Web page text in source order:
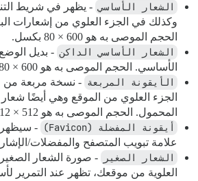
الشعار الأساسي - يظهر في شريط
وكذلك في الجزء العلوي من إشعارات
الحجم الموصى به هو 600 × 80 بكسل.
الشعار الأساسي الداكن - بديل
الأساسي. الحجم الموصى به هو 600 × 80 بكسل.
الأيقونة المربعة - نسخة مربعة من
الجزء العلوي من الموقع وهي أيضًا
المحمول. الحجم الموصى به هو 512 × 512 بكسل.
أيقونة المفضلة (Favicon)
- سيظهر
علامة تبويب المتصفح والمفضلات/
الشعار الصغير
- صورة الشعار
العلوية من موقعك، تظهر عند التمرير